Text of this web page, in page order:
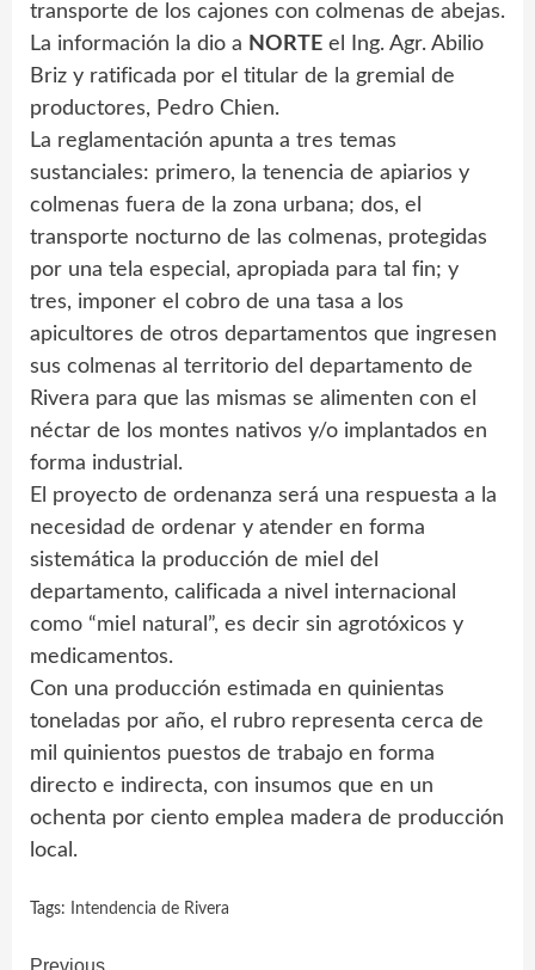
transporte de los cajones con colmenas de abejas.
La información la dio a NORTE el Ing. Agr. Abilio
Briz y ratificada por el titular de la gremial de
productores, Pedro Chien.
La reglamentación apunta a tres temas
sustanciales: primero, la tenencia de apiarios y
colmenas fuera de la zona urbana; dos, el
transporte nocturno de las colmenas, protegidas
por una tela especial, apropiada para tal fin; y
tres, imponer el cobro de una tasa a los
apicultores de otros departamentos que ingresen
sus colmenas al territorio del departamento de
Rivera para que las mismas se alimenten con el
néctar de los montes nativos y/o implantados en
forma industrial.
El proyecto de ordenanza será una respuesta a la
necesidad de ordenar y atender en forma
sistemática la producción de miel del
departamento, calificada a nivel internacional
como “miel natural”, es decir sin agrotóxicos y
medicamentos.
Con una producción estimada en quinientas
toneladas por año, el rubro representa cerca de
mil quinientos puestos de trabajo en forma
directo e indirecta, con insumos que en un
ochenta por ciento emplea madera de producción
local.
Tags: Intendencia de Rivera